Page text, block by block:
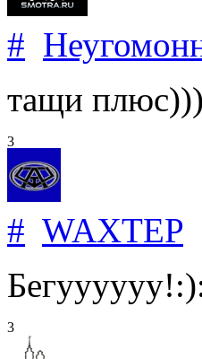
#
тащи
3
# WAXTEP
3